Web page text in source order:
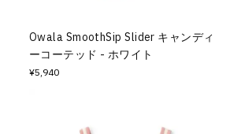
Owala SmoothSip Slider キャンディ
ーコーテッド - ホワイト
¥5,940